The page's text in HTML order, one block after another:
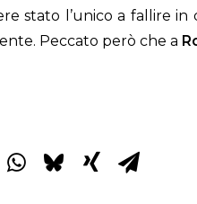
stato l’unico a fallire
Peccato però che a